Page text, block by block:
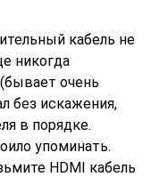
кабель не
никогда
очень
без искажения,
в порядке.
упоминать.
HDMI кабель